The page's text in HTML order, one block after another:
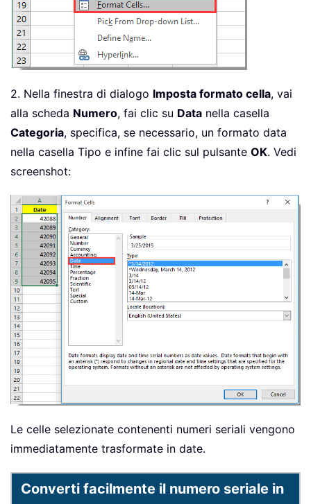
2. Nella finestra di dialogo Imposta formato cella, vai
alla scheda Numero, fai clic su Data nella casella
Categoria, specifica, se necessario, un formato data
nella casella Tipo e infine fai clic sul pulsante OK. Vedi
screenshot:
Le celle selezionate contenenti numeri seriali vengono
immediatamente trasformate in date.
Converti facilmente il numero seriale in